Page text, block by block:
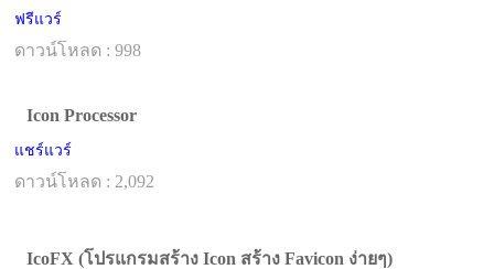
ฟรีแวร์
ดาวน์โหลด : 998
Icon Processor
แชร์แวร์
ดาวน์โหลด : 2,092
IcoFX (โปรแกรมสร้าง Icon สร้าง Favicon ง่ายๆ)